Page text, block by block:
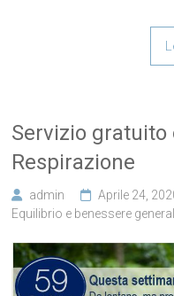
Servizio
Respirazione
admin Aprile 24,
Equilibrio e benessere